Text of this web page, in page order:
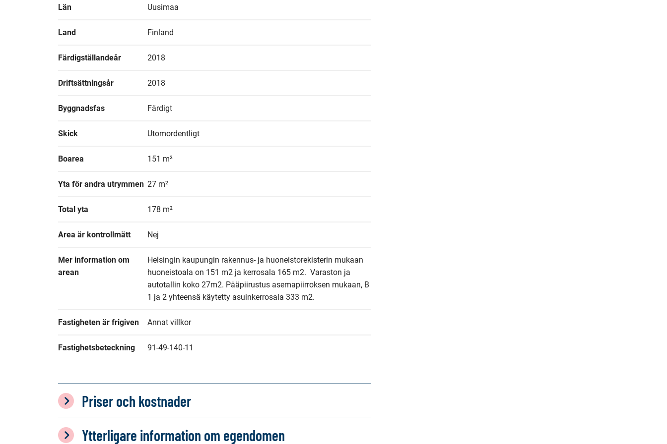
Län Uusimaa
Land Finland
Färdigställandeår 2018
Driftsättningsår 2018
Byggnadsfas Färdigt
Skick Utomordentligt
Boarea 151 m²
Yta för andra utrymmen 27 m²
Total yta 178 m²
Area är kontrollmätt Nej
Mer information om
arean
Helsingin kaupungin rakennus- ja huoneistorekisterin mukaan
huoneistoala on 151 m2 ja kerrosala 165 m2.  Varaston ja
autotallin koko 27m2. Pääpiirustus asemapiirroksen mukaan, B
1 ja 2 yhteensä käytetty asuinkerrosala 333 m2.
Fastigheten är frigiven Annat villkor
Fastighetsbeteckning 91-49-140-11
Priser och kostnader
Ytterligare information om egendomen